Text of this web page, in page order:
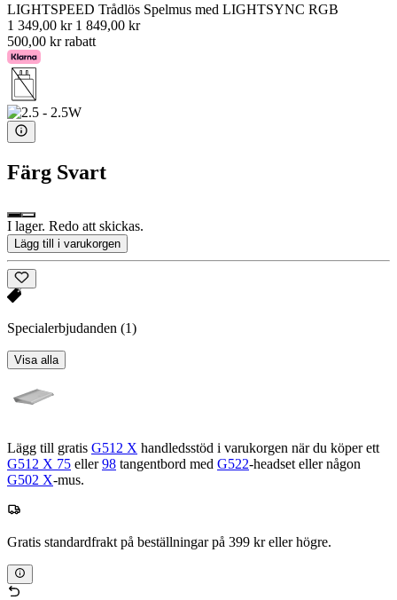
LIGHTSPEED Trådlös Spelmus med LIGHTSYNC RGB
1 349,00 kr 1 849,00 kr
500,00 kr rabatt
Färg Svart
I lager. Redo att skickas.
Lägg till i varukorgen
Specialerbjudanden (1)
Visa alla
Lägg till gratis G512 X handledsstöd i varukorgen när du köper ett
G512 X 75 eller98 tangentbord med G522-headset eller någon
G502 X-mus.
Gratis standardfrakt på beställningar på 399 kr eller högre.